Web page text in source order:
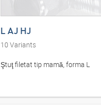
L AJ HJ
10 Variants
Ştuţ filetat tip mamă, forma L